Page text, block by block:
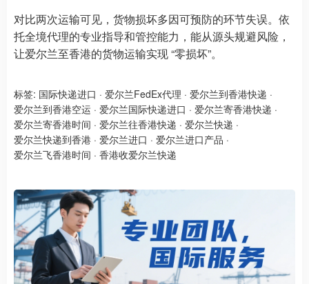
对比两次运输可见，货物损坏多因可预防的环节失误。依
托全境代理的专业指导和管控能力，能从源头规避风险，
让爱尔兰至香港的货物运输实现 “零损坏”。
标签: 国际快递进口 · 爱尔兰FedEx代理 · 爱尔兰到香港快递 ·
爱尔兰到香港空运 · 爱尔兰国际快递进口 · 爱尔兰寄香港快递 ·
爱尔兰寄香港时间 · 爱尔兰往香港快递 · 爱尔兰快递 ·
爱尔兰快递到香港 · 爱尔兰进口 · 爱尔兰进口产品 ·
爱尔兰飞香港时间 · 香港收爱尔兰快递